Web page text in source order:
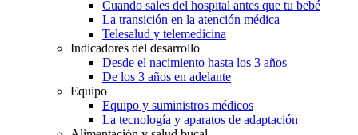
Cuando sales del hospital antes que tu bebé
La transición en la atención médica
Telesalud y telemedicina
Indicadores del desarrollo
Desde el nacimiento hasta los 3 años
De los 3 años en adelante
Equipo
Equipo y suministros médicos
La tecnología y aparatos de adaptación